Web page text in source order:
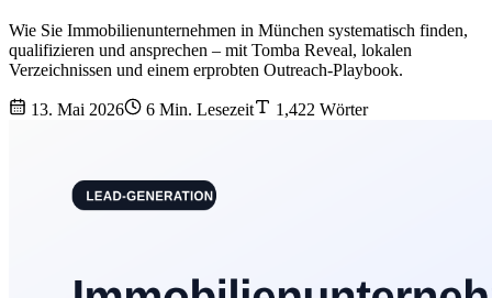
Wie Sie Immobilienunternehmen in München systematisch finden,
qualifizieren und ansprechen – mit Tomba Reveal, lokalen
Verzeichnissen und einem erprobten Outreach-Playbook.
13. Mai 2026 6 Min. Lesezeit 1,422 Wörter